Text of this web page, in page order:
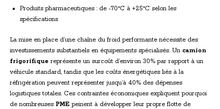
Produits pharmaceutiques : de -70°C à +25°C selon les
spécifications
La mise en place d’une chaîne du froid performante nécessite des
investissements substantiels en équipements spécialisés. Un camion
frigorifique représente un surcoût d’environ 30% par rapport à un
véhicule standard, tandis que les coûts énergétiques liés à la
réfrigération peuvent représenter jusqu’à 40% des dépenses
logistiques totales. Ces contraintes économiques expliquent pourquoi
de nombreuses PME peinent à développer leur propre flotte de